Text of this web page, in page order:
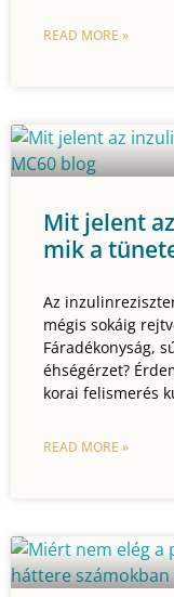
READ MORE »
Mit jelent
mik a
Az
mégis sokáig
Fáradékonyság,
éhségérzet?
korai felismerés
READ MORE »